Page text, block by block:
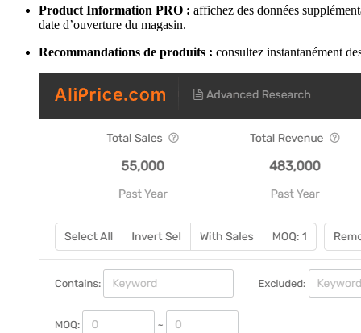
Product Information PRO : affichez des données
date d’ouverture du magasin.
Recommandations de produits : consultez instantanément